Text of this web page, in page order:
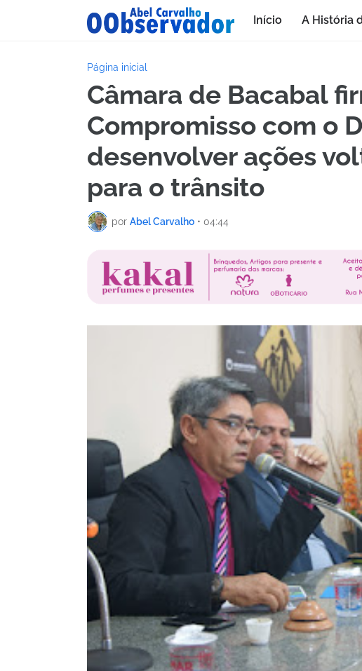
Início A História
Página inicial
Câmara de Bacabal
Compromisso com o
desenvolver ações
para o trânsito
por Abel Carvalho • 04:44